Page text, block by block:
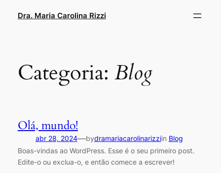
Dra. Maria Carolina Rizzi
Categoria: Blog
Olá, mundo!
abr 28, 2024—bydramariacarolinarizziin Blog
Boas-vindas ao WordPress. Esse é o seu primeiro post.
Edite-o ou exclua-o, e então comece a escrever!